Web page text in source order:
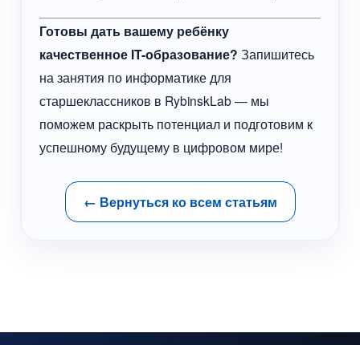
Готовы дать вашему ребёнку
качественное IT-образование? Запишитесь
на занятия по информатике для
старшеклассников в RybinskLab — мы
поможем раскрыть потенциал и подготовим к
успешному будущему в цифровом мире!
← Вернуться ко всем статьям